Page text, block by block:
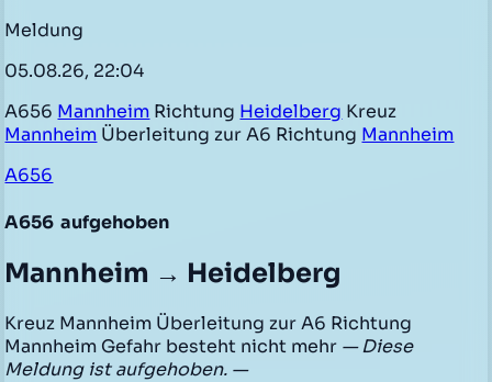
Meldung
05.08.26, 22:04
A656 Mannheim Richtung Heidelberg Kreuz
Mannheim Überleitung zur A6 Richtung Mannheim
A656
A656 aufgehoben
Mannheim → Heidelberg
Kreuz Mannheim Überleitung zur A6 Richtung
Mannheim Gefahr besteht nicht mehr — Diese
Meldung ist aufgehoben. —